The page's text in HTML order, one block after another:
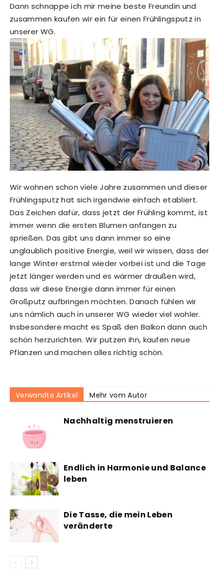
Dann schnappe ich mir meine beste Freundin und
zusammen kaufen wir ein für einen Frühlingsputz in
unserer WG.
Wir wohnen schon viele Jahre zusammen und dieser
Frühlingsputz hat sich irgendwie einfach etabliert.
Das Zeichen dafür, dass jetzt der Frühling kommt, ist
immer wenn die ersten Blumen anfangen zu
sprießen. Das gibt uns dann immer so eine
unglaublich positive Energie, weil wir wissen, dass der
lange Winter erstmal wieder vorbei ist und die Tage
jetzt länger werden und es wärmer draußen wird,
dass wir diese Energie dann immer für einen
Großputz aufbringen möchten. Danach fühlen wir
uns nämlich auch in unserer WG wieder viel wohler.
Insbesondere macht es Spaß den Balkon dann auch
schön herzurichten. Wir putzen ihn, kaufen neue
Pflanzen und machen alles richtig schön.
Verwandte Artikel Mehr vom Autor
Nachhaltig menstruieren
Endlich in Harmonie und Balance
leben
Die Tasse, die mein Leben
veränderte